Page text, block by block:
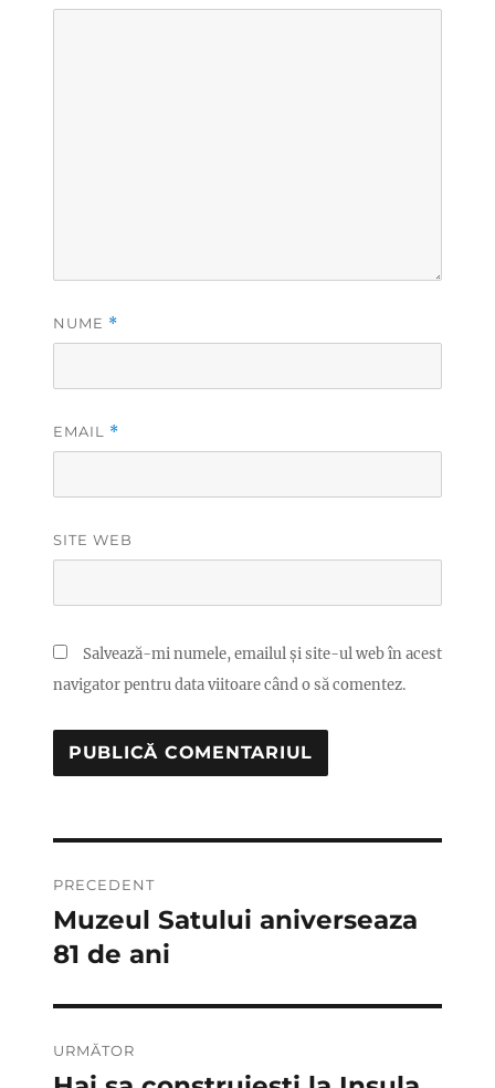
NUME *
EMAIL *
SITE WEB
Salvează-mi numele, emailul și site-ul web în acest
navigator pentru data viitoare când o să comentez.
în
articole
PRECEDENT
Articolul
anterior:
Muzeul Satului aniverseaza
81 de ani
URMĂTOR
Articolul